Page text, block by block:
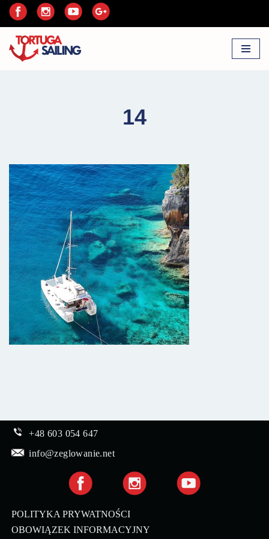
do
treści
14
+48 603 054 647
info@zeglowanie.net
POLITYKA PRYWATNOŚCI
OBOWIĄZEK INFORMACYJNY